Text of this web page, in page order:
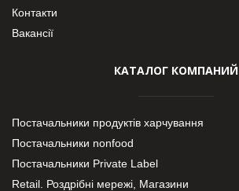
Контакти
Вакансії
КАТАЛОГ КОМПАНИЙ
Постачальники продуктів харчування
Постачальники nonfood
Постачальники Private Label
Retail. Роздрібні мережі, Магазини